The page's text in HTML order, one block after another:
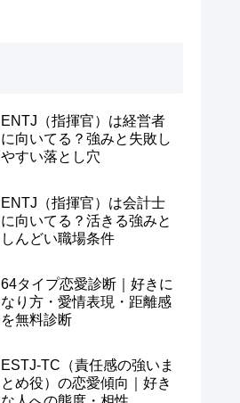
ENTJ（指揮官）は経営者
に向いてる？強みと失敗し
やすい落とし穴
ENTJ（指揮官）は会計士
に向いてる？活きる強みと
しんどい職場条件
64タイプ恋愛診断｜好きに
なり方・愛情表現・距離感
を無料診断
ESTJ-TC（責任感の強いま
とめ役）の恋愛傾向｜好き